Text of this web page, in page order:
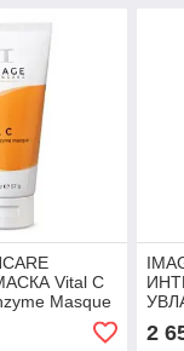
Vital C
Masque
Eye
2